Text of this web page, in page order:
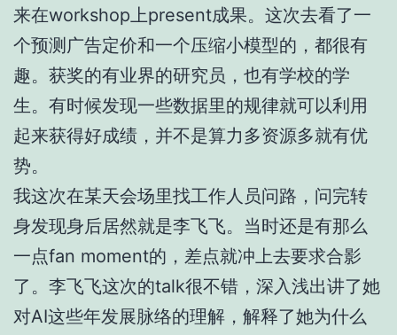
来在workshop上present成果。这次去看了一
个预测广告定价和一个压缩小模型的，都很有
趣。获奖的有业界的研究员，也有学校的学
生。有时候发现一些数据里的规律就可以利用
起来获得好成绩，并不是算力多资源多就有优
势。
我这次在某天会场里找工作人员问路，问完转
身发现身后居然就是李飞飞。当时还是有那么
一点fan moment的，差点就冲上去要求合影
了。李飞飞这次的talk很不错，深入浅出讲了她
对AI这些年发展脉络的理解，解释了她为什么